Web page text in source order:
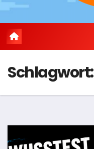
Schlagwort: